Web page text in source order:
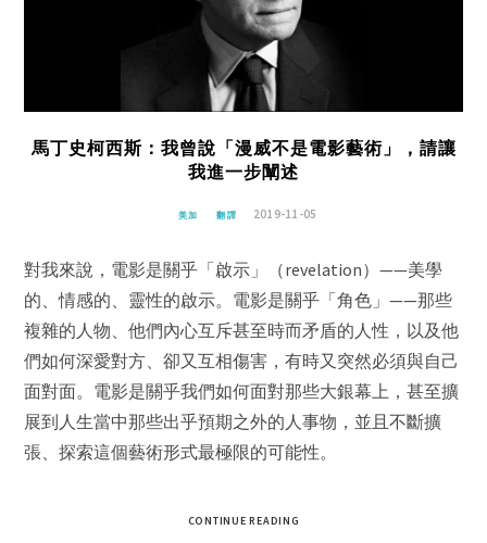
馬丁史柯西斯：我曾說「漫威不是電影藝術」，請讓
我進一步闡述
美加 翻譯 2019-11-05
對我來說，電影是關乎「啟示」（revelation）——美學
的、情感的、靈性的啟示。電影是關乎「角色」——那些
複雜的人物、他們內心互斥甚至時而矛盾的人性，以及他
們如何深愛對方、卻又互相傷害，有時又突然必須與自己
面對面。電影是關乎我們如何面對那些大銀幕上，甚至擴
展到人生當中那些出乎預期之外的人事物，並且不斷擴
張、探索這個藝術形式最極限的可能性。
CONTINUE READING